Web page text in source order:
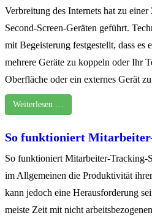
Verbreitung des Internets hat zu
Second-Screen-Geräten geführt.
mit Begeisterung festgestellt, dass es
mehrere Geräte zu koppeln oder Ihr
Oberfläche oder ein externes Gerät
Weiterlesen …
So funktioniert
So funktioniert Mitarbeiter-Tracking-
im Allgemeinen die Produktivität
kann jedoch eine Herausforderung
meiste Zeit mit nicht